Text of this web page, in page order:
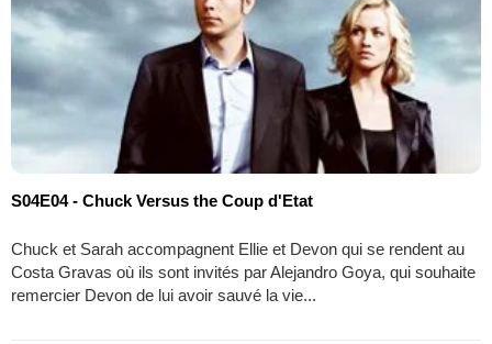
S04E04 - Chuck Versus the Coup d'Etat
Chuck et Sarah accompagnent Ellie et Devon qui se rendent au
Costa Gravas où ils sont invités par Alejandro Goya, qui souhaite
remercier Devon de lui avoir sauvé la vie...